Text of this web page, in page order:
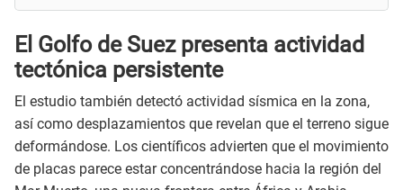
El Golfo de Suez presenta actividad
tectónica persistente
El estudio también detectó actividad sísmica en la zona,
así como desplazamientos que revelan que el terreno sigue
deformándose. Los científicos advierten que el movimiento
de placas parece estar concentrándose hacia la región del